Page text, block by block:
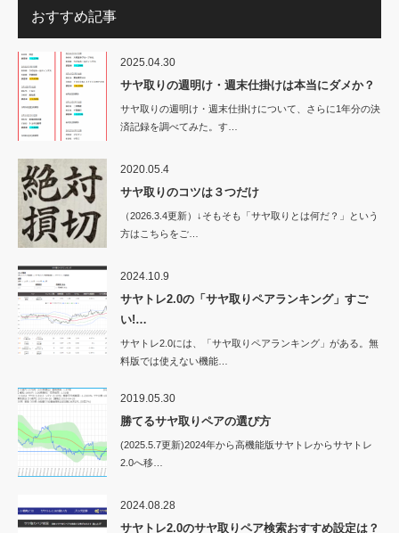
おすすめ記事
2025.04.30
サヤ取りの週明け・週末仕掛けは本当にダメか？
サヤ取りの週明け・週末仕掛けについて、さらに1年分の決
済記録を調べてみた。す…
2020.05.4
サヤ取りのコツは３つだけ
（2026.3.4更新）↓そもそも「サヤ取りとは何だ？」という
方はこちらをご…
2024.10.9
サヤトレ2.0の「サヤ取りペアランキング」すご
い!…
サヤトレ2.0には、「サヤ取りペアランキング」がある。無
料版では使えない機能…
2019.05.30
勝てるサヤ取りペアの選び方
(2025.5.7更新)2024年から高機能版サヤトレからサヤトレ
2.0へ移…
2024.08.28
サヤトレ2.0のサヤ取りペア検索おすすめ設定は？